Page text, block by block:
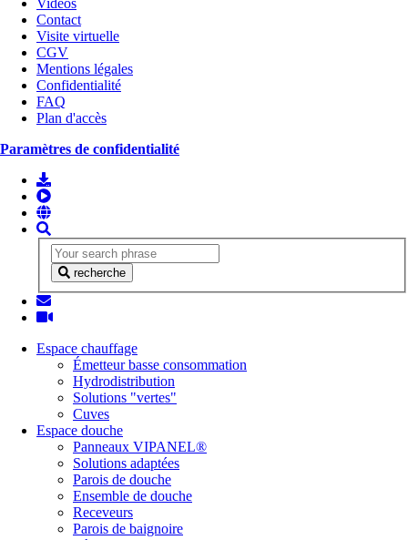
Contact
Visite virtuelle
CGV
Mentions légales
Confidentialité
FAQ
Plan d'accès
Paramètres de confidentialité
recherche
Espace chauffage
Émetteur basse consommation
Hydrodistribution
Solutions "vertes"
Cuves
Espace douche
Panneaux VIPANEL®
Solutions adaptées
Parois de douche
Ensemble de douche
Receveurs
Parois de baignoire